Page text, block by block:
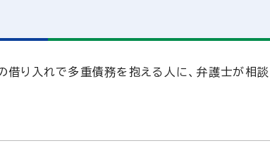
借り入れで多重債務を抱える人に、弁護士が相談